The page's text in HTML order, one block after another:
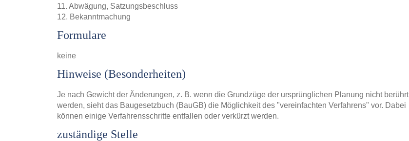
11. Abwägung, Satzungsbeschluss
12. Bekanntmachung
Formulare
keine
Hinweise (Besonderheiten)
Je nach Gewicht der Änderungen, z. B. wenn die Grundzüge der ursprünglichen Planung nicht berührt
werden, sieht das Baugesetzbuch (BauGB) die Möglichkeit des "vereinfachten Verfahrens" vor. Dabei
können einige Verfahrensschritte entfallen oder verkürzt werden.
zuständige Stelle